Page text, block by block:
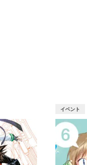
イベント